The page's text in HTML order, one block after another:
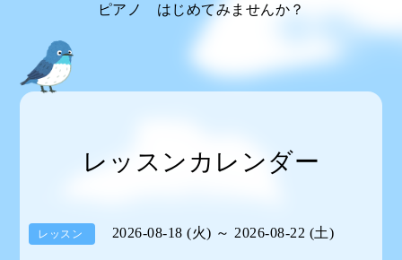
ピアノ はじめてみませんか？
レッスンカレンダー
レッスン 2026-08-18 (火) ～ 2026-08-22 (土)